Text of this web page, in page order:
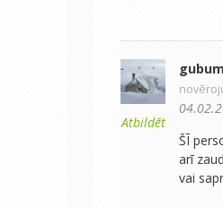
Atbildēt
ŠĪ
arī
vai